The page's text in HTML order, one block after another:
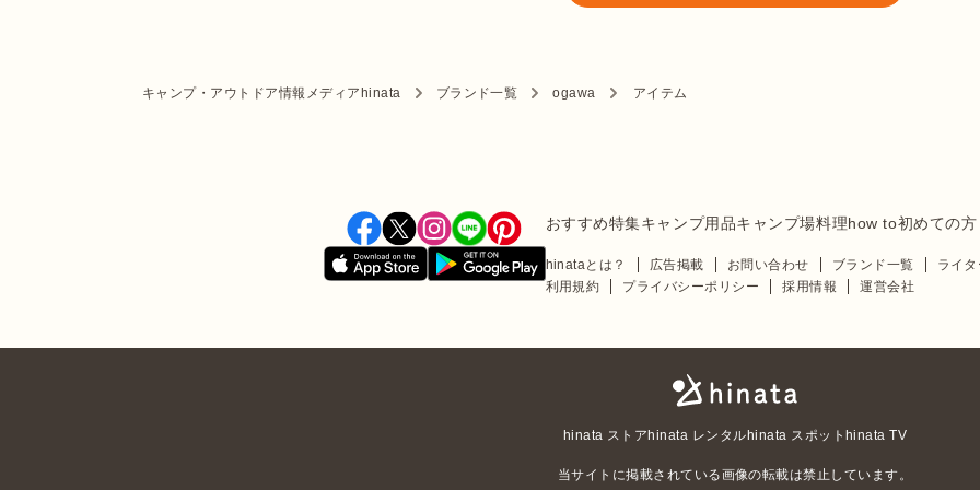
キャンプ・アウトドア情報メディアhinata ブランド一覧 ogawa アイテム
おすすめ特集キャンプ用品キャンプ場料理how to初めての方
hinataとは？ 広告掲載 お問い合わせ ブランド一覧 ライ
利用規約
プライバシーポリシー 採用情報 運営会社
hinata ストアhinata レンタルhinata スポットhinata TV
当サイトに掲載されている画像の転載は禁止しています。